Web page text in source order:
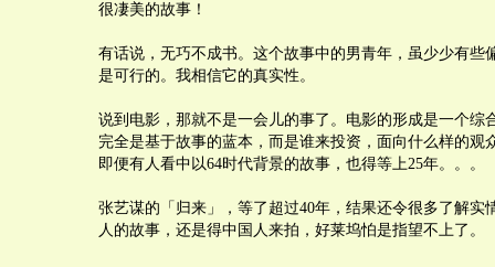
很凄美的故事！
有话说，无巧不成书。这个故事中的男青年，虽少少有些
是可行的。我相信它的真实性。
说到电影，那就不是一会儿的事了。电影的形成是一个综
完全是基于故事的蓝本，而是谁来投资，面向什么样的观
即便有人看中以64时代背景的故事，也得等上25年。。。
张艺谋的「归来」，等了超过40年，结果还令很多了解实
人的故事，还是得中国人来拍，好莱坞怕是指望不上了。